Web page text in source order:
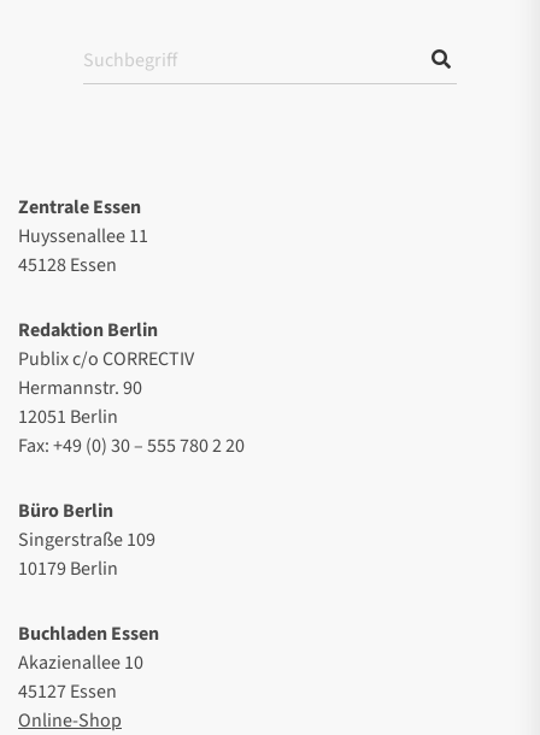
Zentrale Essen
Huyssenallee 11
45128 Essen
Redaktion Berlin
Publix c/o CORRECTIV
Hermannstr. 90
12051 Berlin
Fax: +49 (0) 30 – 555 780 2 20
Büro Berlin
Singerstraße 109
10179 Berlin
Buchladen Essen
Akazienallee 10
45127 Essen
Online-Shop